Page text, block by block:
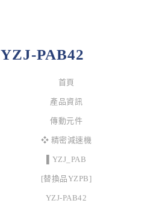
YZJ-PAB42
首頁
產品資訊
傳動元件
❖ 精密減速機
▌YZJ_PAB
[替換品YZPB]
YZJ-PAB42